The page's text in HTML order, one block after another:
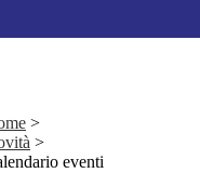
>
>
eventi